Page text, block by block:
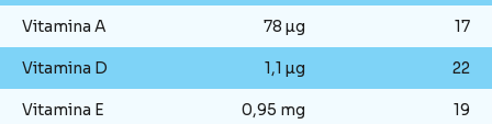
Vitamina A 78 µg 17
Vitamina D 1,1 µg 22
Vitamina E 0,95 mg 19